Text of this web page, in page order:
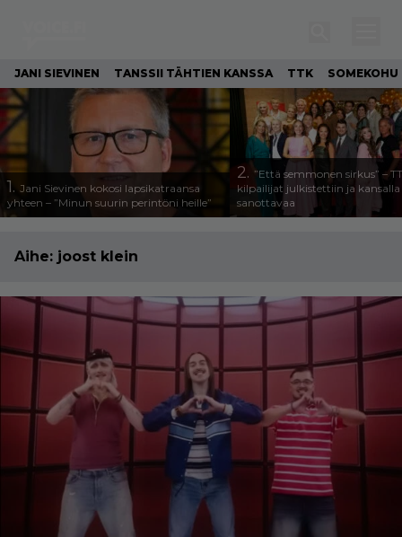
JANI SIEVINEN TANSSII TÄHTIEN KANSSA TTK SOMEKOHU
1. Jani Sievinen kokosi lapsikatraansa
yhteen – ”Minun suurin perintöni heille”
2. ”Että semmonen sirkus” –
kilpailijat julkistettiin ja
sanottavaa
Aihe: joost klein